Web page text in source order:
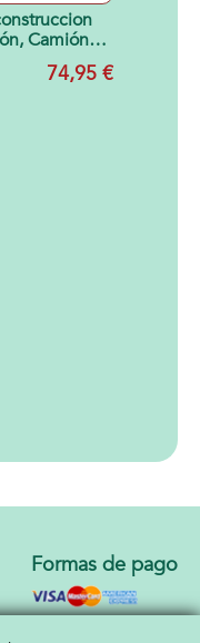
Camión
Vehicles
74,95 €
Formas de pago